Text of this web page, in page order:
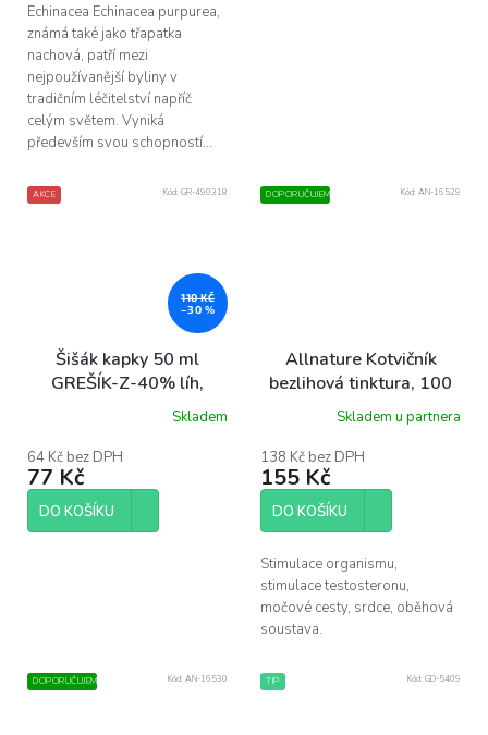
Echinacea Echinacea purpurea,
známá také jako třapatka
nachová, patří mezi
nejpoužívanější byliny v
tradičním léčitelství napříč
celým světem. Vyniká
především svou schopností...
AKCE
110 KČ
–30 %
Šišák kapky 50 ml
GREŠÍK-Z-40% líh,
Bylinné kapkySkladem
64 Kč bez DPH
77 Kč
DO KOŠÍKU
Kód: GR-490318 DOPORUČUJEME
Allnature Kotvičník
bezlihová tinktura, 100
ml
Skladem u partnera
138 Kč bez DPH
155 Kč
DO KOŠÍKU
Stimulace organismu,
stimulace testosteronu,
močové cesty, srdce, oběhová
soustava.
Kód: AN-16529
DOPORUČUJEME Kód: AN-16530 TIP Kód: GD-5409